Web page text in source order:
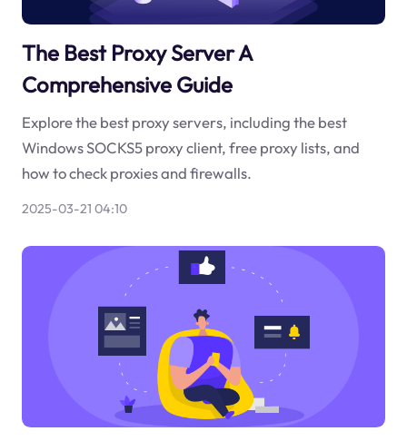
The Best Proxy Server A
Comprehensive Guide
Explore the best proxy servers, including the best
Windows SOCKS5 proxy client, free proxy lists, and
how to check proxies and firewalls.
2025-03-21 04:10